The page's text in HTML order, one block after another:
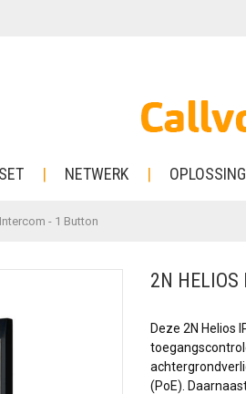
NETWERK OPLOSSING
- 1 Button
2N HELIOS
Deze 2N Helios
(PoE).